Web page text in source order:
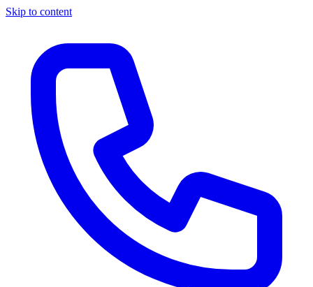
Skip to content